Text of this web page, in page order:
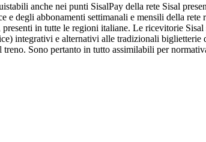
anche nei punti SisalPay della rete Sisal
e degli abbonamenti settimanali e mensili della
in tutte le regioni italiane. Le ricevitorie
integrativi e alternativi alle tradizionali
Sono pertanto in tutto assimilabili per